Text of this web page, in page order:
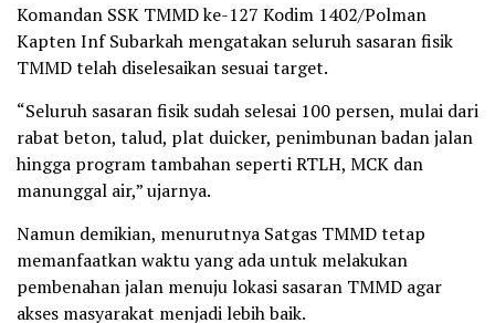
Komandan SSK TMMD ke-127 Kodim 1402/Polman
Kapten Inf Subarkah mengatakan seluruh sasaran fisik
TMMD telah diselesaikan sesuai target.
“Seluruh sasaran fisik sudah selesai 100 persen, mulai dari
rabat beton, talud, plat duicker, penimbunan badan jalan
hingga program tambahan seperti RTLH, MCK dan
manunggal air,” ujarnya.
Namun demikian, menurutnya Satgas TMMD tetap
memanfaatkan waktu yang ada untuk melakukan
pembenahan jalan menuju lokasi sasaran TMMD agar
akses masyarakat menjadi lebih baik.